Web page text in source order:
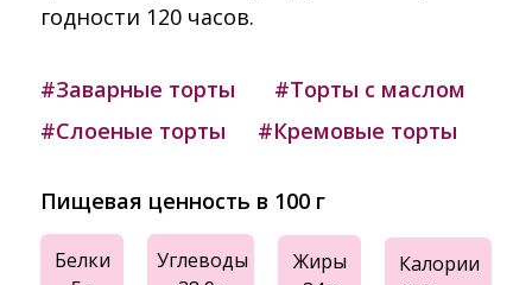
годности 120 часов.
Белки
Жиры
Углеводы
Калории
Пищевая ценность в 100 г
#Заварные торты
#Слоеные торты
#Кремовые торты
#Торты с маслом